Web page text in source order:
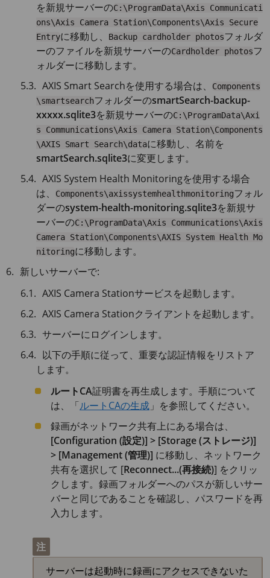
を新規サーバーのC:\ProgramData\Axis Communicati
ons\Axis Camera Station\Components\Axis Secure
Entryに移動し、 Backup cardholder photosフォルダ
ーのファイルを新規サーバーのCardholder photosフ
ォルダーに移動します。
AXIS Smart Searchを使用する場合は、
Components
\smartsearchフォルダーのsmartSearch-backup-
xxxxx.sqlite3を新規サーバーのC:\ProgramData\Axi
s Communications\Axis Camera Station\Components
\AXIS Smart Search\dataに移動し、名前を
smartSearch.sqlite3に変更します。
AXIS System Health Monitoringを使用する場合
は、
Components\axissystemhealthmonitoringフォル
ダーのsystem-health-monitoring.sqlite3を新規サ
ーバーのC:\ProgramData\Axis Communications\Axis
Camera Station\Components\AXIS System Health Mo
nitoringに移動します。
新しいサーバーで:
AXIS Camera Stationサービスを起動します。
AXIS Camera Stationクライアントを起動します。
サーバーにログインします。
以下の手順に従って、重要な認証情報をリストア
します。
ルートCA証明書を再生成します。手順について
は、「ルートCAの生成 」を参照してください。
録画がネットワーク共有上にある場合は、
[Configuration (設定)] > [Storage (ストレージ)]
> [Management (管理)] に移動し、ネットワーク
共有を選択して [Reconnect...(再接続)] をクリッ
クします。録画フォルダーへのパスが新しいサー
バーと同じであることを確認し、パスワードを再
入力します。
注
サーバーは起動時に録画にアクセスできないた